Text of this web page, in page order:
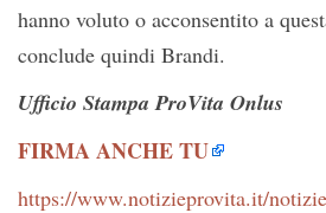
hanno voluto o acconsentito a
conclude quindi Brandi.
Ufficio Stampa ProVita Onlus
FIRMA ANCHE TU
https://www.notizieprovita.it/